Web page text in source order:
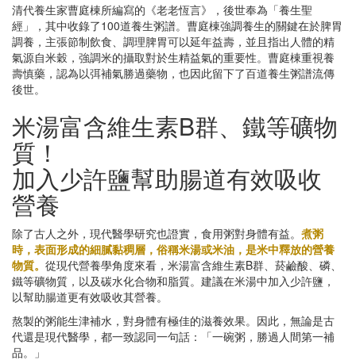
清代養生家曹庭棟所編寫的《老老恆言》，後世奉為「養生聖
經」，其中收錄了100道養生粥譜。曹庭棟強調養生的關鍵在於脾胃
調養，主張節制飲食、調理脾胃可以延年益壽，並且指出人體的精
氣源自米穀，強調米的攝取對於生精益氣的重要性。曹庭棟重視養
壽慎藥，認為以弭補氣勝過藥物，也因此留下了百道養生粥譜流傳
後世。
米湯富含維生素B群、鐵等礦物
質！
加入少許鹽幫助腸道有效吸收
營養
除了古人之外，現代醫學研究也證實，食用粥對身體有益。 煮粥
時，表面形成的細膩黏稠層，俗稱米湯或米油，是米中釋放的營養
物質。 從現代營養學角度來看，米湯富含維生素B群、菸鹼酸、磷、
鐵等礦物質，以及碳水化合物和脂質。建議在米湯中加入少許鹽，
以幫助腸道更有效吸收其營養。
熬製的粥能生津補水，對身體有極佳的滋養效果。因此，無論是古
代還是現代醫學，都一致認同一句話：「一碗粥，勝過人間第一補
品。」